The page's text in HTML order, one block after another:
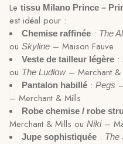
Le tissu Milano Prince –
est idéal pour :
Chemise raffinée : The
ou Skyline – Maison Fauve
Veste de tailleur légère :
ou The Ludlow– Merchant &
Pantalon habillé : Pegs
– Merchant & Mills
Robe chemise / robe
Merchant & Mills ou Niki–
Jupe sophistiquée : The